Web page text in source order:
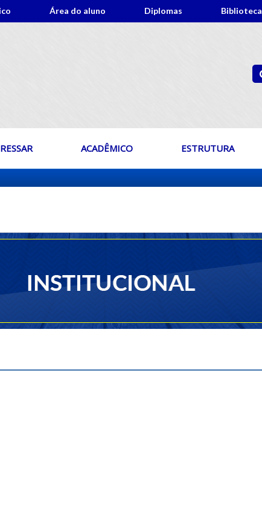
Área do aluno Diplomas Biblioteca
ACADÊMICO ESTRUTURA